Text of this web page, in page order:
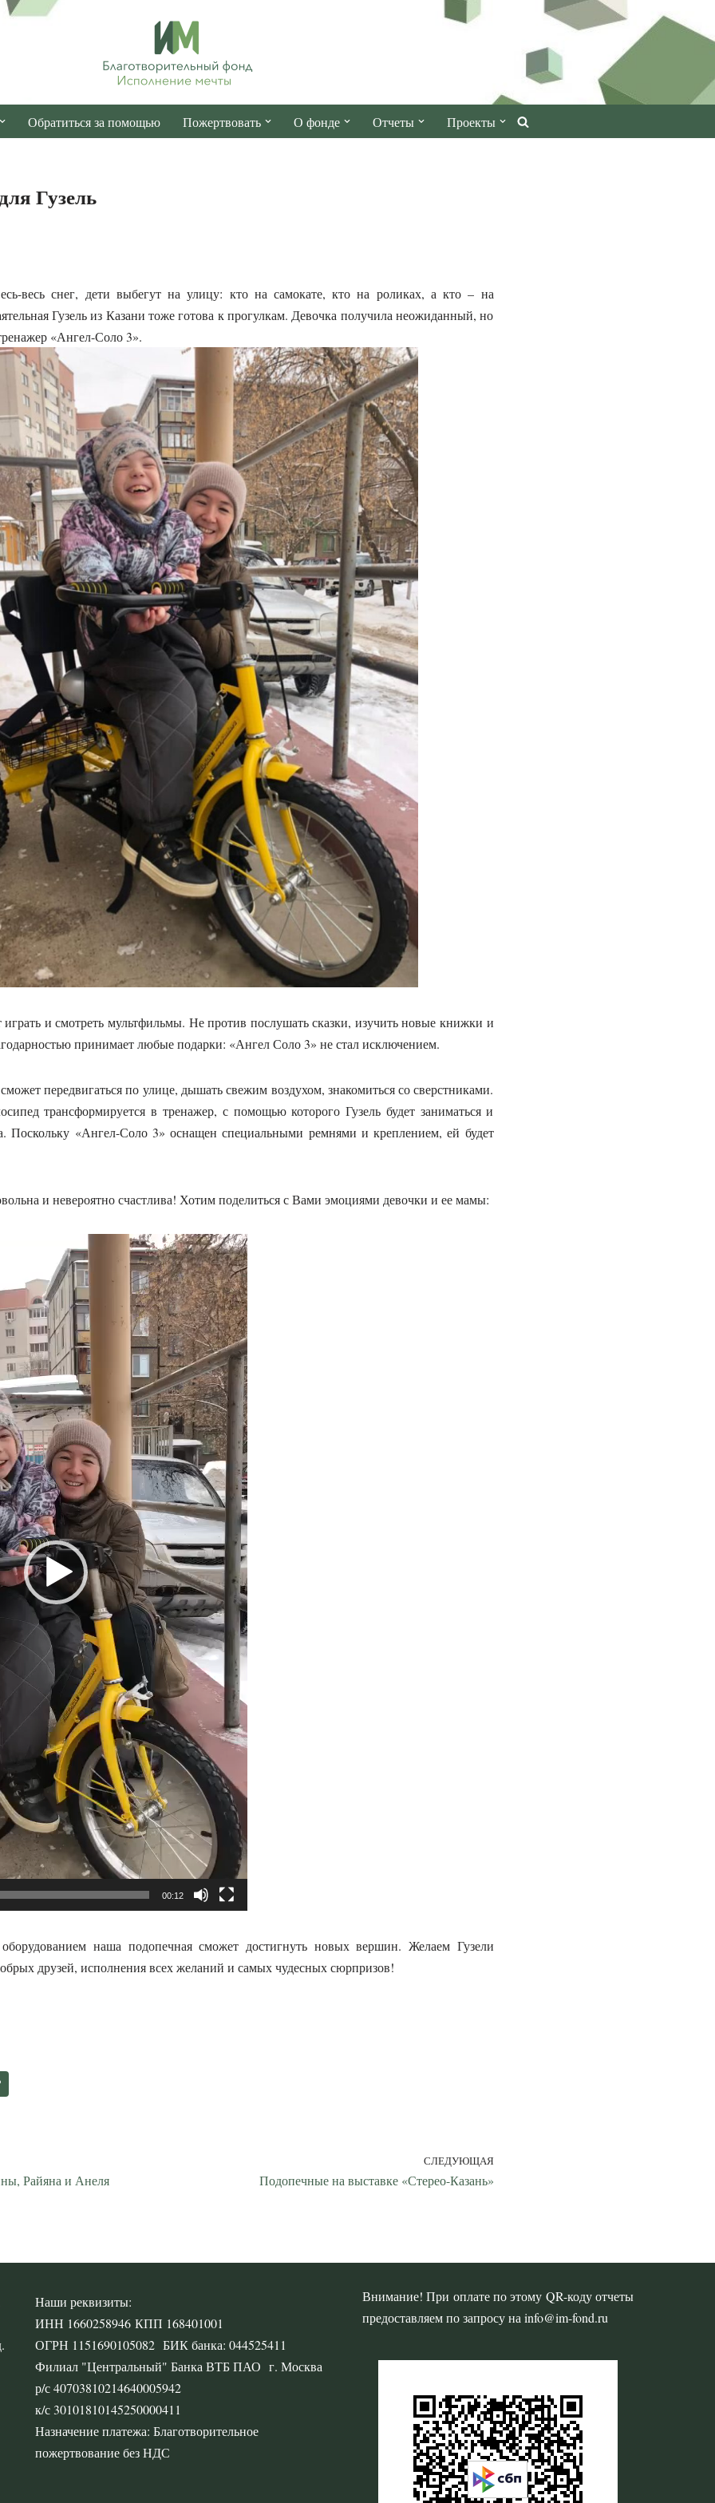
Обратиться за помощью Пожертвовать О фонде Отчеты Проекты
Гузель
весь снег, дети выбегут на улицу: кто на самокате, кто на роликах, а кто – на
Гузель из Казани тоже готова к прогулкам. Девочка получила неожиданный, но
«Ангел-Соло 3».
играть и смотреть мультфильмы. Не против послушать сказки, изучить новые книжки и
принимает любые подарки: «Ангел Соло 3» не стал исключением.
передвигаться по улице, дышать свежим воздухом, знакомиться со сверстниками.
трансформируется в тренажер, с помощью которого Гузель будет заниматься и
Поскольку «Ангел-Соло 3» оснащен специальными ремнями и креплением, ей будет
и невероятно счастлива! Хотим поделиться с Вами эмоциями девочки и ее мамы:
00:12
наша подопечная сможет достигнуть новых вершин. Желаем Гузели
друзей, исполнения всех желаний и самых чудесных сюрпризов!
Райяна и Анеля
СЛЕДУЮЩАЯ
Подопечные на выставке «Стерео-Казань»
Наши реквизиты:
ИНН 1660258946 КПП 168401001
ОГРН 1151690105082 БИК банка: 044525411
Филиал "Центральный" Банка ВТБ ПАО г. Москва
р/с 40703810214640005942
к/с 30101810145250000411
Назначение платежа: Благотворительное
пожертвование без НДС
Внимание! При оплате по этому QR-коду отчеты
предоставляем по запросу на info@im-fond.ru